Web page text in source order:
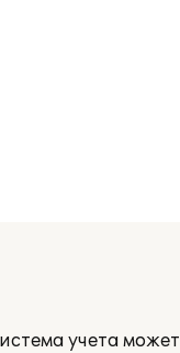
учета может